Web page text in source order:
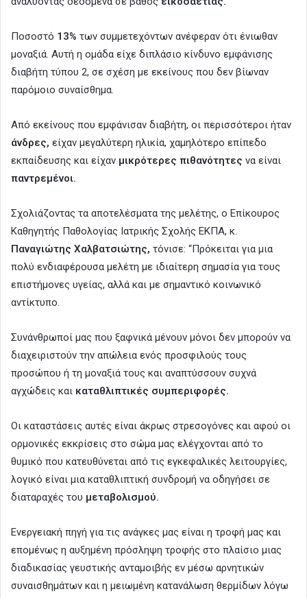
Ποσοστό 13% των συμμετεχόντων ανέφεραν ότι ένιωθαν
μοναξιά. Αυτή η ομάδα είχε διπλάσιο κίνδυνο εμφάνισης
διαβήτη τύπου 2, σε σχέση με εκείνους που δεν βίωναν
παρόμοιο συναίσθημα.
Από εκείνους που εμφάνισαν διαβήτη, οι περισσότεροι ήταν
άνδρες, είχαν μεγαλύτερη ηλικία, χαμηλότερο επίπεδο
εκπαίδευσης και είχαν μικρότερες πιθανότητες να είναι
παντρεμένοι.
Σχολιάζοντας τα αποτελέσματα της μελέτης, ο Επίκουρος
Καθηγητής Παθολογίας Ιατρικής Σχολής ΕΚΠΑ, κ.
Παναγιώτης Χαλβατσιώτης, τόνισε: “Πρόκειται για μια
πολύ ενδιαφέρουσα μελέτη με ιδιαίτερη σημασία για τους
επιστήμονες υγείας, αλλά και με σημαντικό κοινωνικό
αντίκτυπο.
Συνάνθρωποί μας που ξαφνικά μένουν μόνοι δεν μπορούν να
διαχειριστούν την απώλεια ενός προσφιλούς τους
προσώπου ή τη μοναξιά τους και αναπτύσσουν συχνά
αγχώδεις και καταθλιπτικές συμπεριφορές.
Οι καταστάσεις αυτές είναι άκρως στρεσογόνες και αφού οι
ορμονικές εκκρίσεις στο σώμα μας ελέγχονται από το
θυμικό που κατευθύνεται από τις εγκεφαλικές λειτουργίες,
λογικό είναι μια καταθλιπτική συνδρομή να οδηγήσει σε
διαταραχές του μεταβολισμού.
Ενεργειακή πηγή για τις ανάγκες μας είναι η τροφή μας και
επομένως η αυξημένη πρόσληψη τροφής στο πλαίσιο μιας
διαδικασίας γευστικής ανταμοιβής εν μέσω αρνητικών
συναισθημάτων και η μειωμένη κατανάλωση θερμίδων λόγω